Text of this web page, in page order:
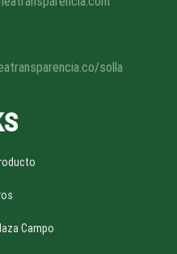
solla
Campo